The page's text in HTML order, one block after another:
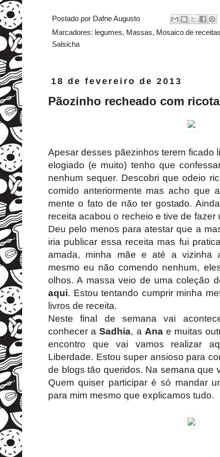
Postado por Dafne Augusto
Marcadores: legumes, Massas, Mosaico de
Salsicha
18 de fevereiro de 2013
Pãozinho recheado com
Apesar desses pãezinhos terem ficado
elogiado (e muito) tenho que
nenhum sequer. Descobri que odeio
comido anteriormente mas acho que
mente o fato de não ter gostado.
receita acabou o recheio e tive de
Deu pelo menos para atestar que a
iria publicar essa receita mas fui
amada, minha mãe e até a vizinha
mesmo eu não comendo nenhum,
olhos. A massa veio de uma coleção
aqui. Estou tentando cumprir minha
livros de receita.
Neste final de semana vai
conhecer aSadhia, a Anae muitas
encontro que vai vamos realizar
Liberdade. Estou super ansioso para
de blogs tão queridos. Na semana que
Quem quiser participar é só mandar
para mim mesmo que explicamos tudo.